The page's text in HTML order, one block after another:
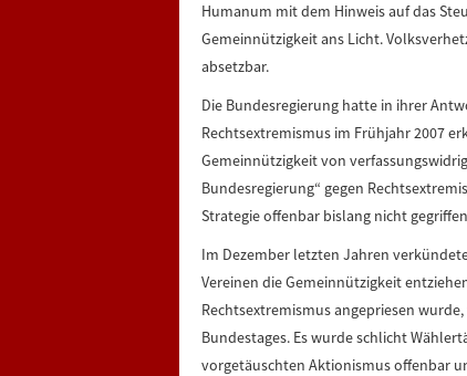
Humanum mit dem Hinweis auf das
Gemeinnützigkeit ans Licht.
absetzbar.
Die Bundesregierung hatte in ihrer
Rechtsextremismus im Frühjahr 2007
Gemeinnützigkeit von
Bundesregierung“ gegen
Strategie offenbar bislang nicht
Im Dezember letzten Jahren
Vereinen die Gemeinnützigkeit
Rechtsextremismus angepriesen
Bundestages. Es wurde schlicht
vorgetäuschten Aktionismus offenbar